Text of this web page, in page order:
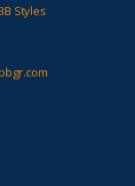
Styles